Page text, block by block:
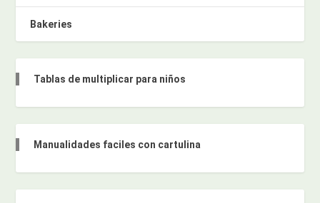
Bakeries
Tablas de multiplicar para niños
Manualidades faciles con cartulina